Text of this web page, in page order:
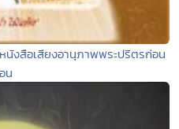
สือเสียงอานุภาพพระปริตรก่อน
น